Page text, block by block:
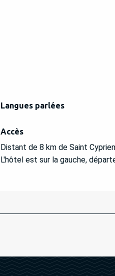
Langues parlées
Langues parlées
Accès
Accès
Distant de 8 km de Saint
L'hôtel est sur la gauche,